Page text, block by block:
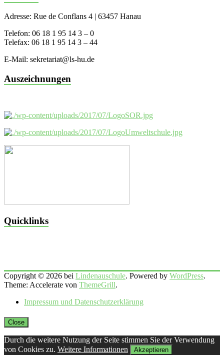
Adresse: Rue de Conflans 4 | 63457 Hanau
Telefon: 06 18 1 95 14 3 – 0
Telefax: 06 18 1 95 14 3 – 44
E-Mail: sekretariat@ls-hu.de
Auszeichnungen
Quicklinks
Copyright © 2026 bei Lindenauschule. Powered by WordPress.
Theme: Accelerate von ThemeGrill.
Impressum und Datenschutzerklärung
Close
Durch die weitere Nutzung der Seite stimmen Sie der Verwendung
von Cookies zu. Weitere Informationen Akzeptieren